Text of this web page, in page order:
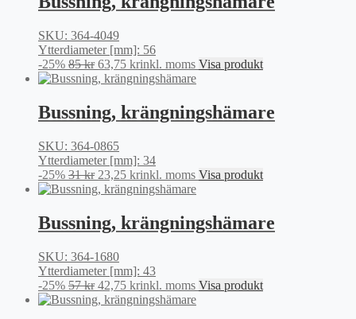
SKU: 364-4049
Ytterdiameter [mm]: 56
-25% 85kr Det
ursprungliga
var:
85 kr.
63,75 krDet
nuvarande
är:
63,75 kr.
inkl. moms Visa produkt
Bussning, krängningshämare
SKU: 364-0865
Ytterdiameter [mm]: 34
-25% 31kr Det
ursprungliga
var:
31 kr.
23,25 krDet
nuvarande
är:
23,25 kr.
inkl. moms Visa produkt
Bussning, krängningshämare
SKU: 364-1680
Ytterdiameter [mm]: 43
-25% 57kr Det
ursprungliga
42,75 krDet
nuvarande
inkl. moms Visa produkt